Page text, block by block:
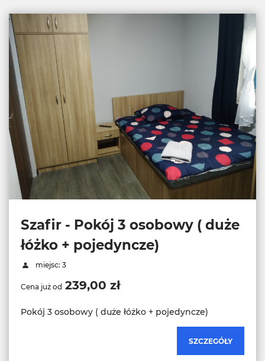
Szafir - Pokój 3 osobowy ( duże
łóżko + pojedyncze)
miejsc: 3
Cena już od 239,00 zł
Pokój 3 osobowy ( duże łóżko + pojedyncze)
SZCZEGÓŁY